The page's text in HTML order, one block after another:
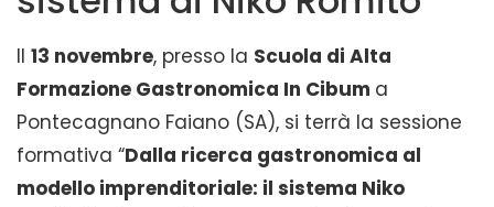
Il 13 novembre, presso la Scuola di Alta
Formazione Gastronomica In Cibum a
Pontecagnano Faiano (SA), si terrà la sessione
formativa “Dalla ricerca gastronomica al
modello imprenditoriale: il sistema Niko